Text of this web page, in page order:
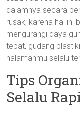
dalamnya secara
rusak, karena hal ini
mengurangi daya
tepat, gudang
halamanmu selalu
Tips
Selalu